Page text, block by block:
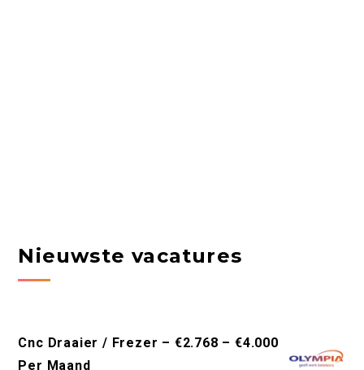
Nieuwste vacatures
Cnc Draaier / Frezer – €2.768 – €4.000
Per Maand